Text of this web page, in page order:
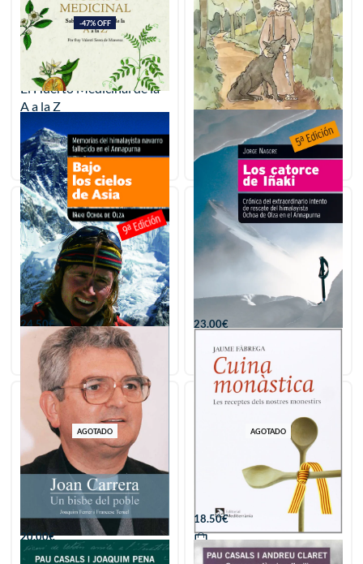
-47% OFF
El Huerto Medicinal de la
A a la Z
22.50€ 11.95 €
Añadir
Vida de Sant Francesc
d’Assís
18.00
Añadir
Bajo los cielos de Asia
24.50€
Añadir
Los catorce de Iñaki
23.00€
Añadir
AGOTADO
Joan Carrera, un bisbe del
poble
20.00€
AGOTADO
18.50€
Añadir